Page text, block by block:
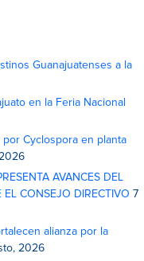
Guanajuatenses a la
en la Feria Nacional
Cyclospora en planta
AVANCES DEL
CONSEJO DIRECTIVO 7
alianza por la
2026